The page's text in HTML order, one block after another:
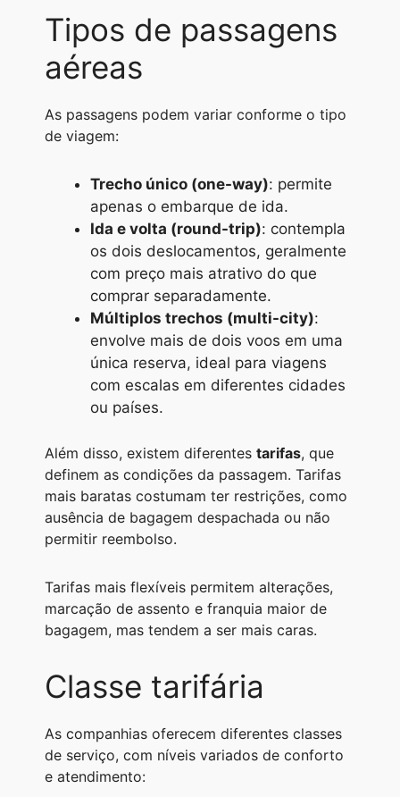
Tipos de passagens
aéreas
As passagens podem variar conforme o tipo
de viagem:
Trecho único (one-way): permite
apenas o embarque de ida.
Ida e volta (round-trip): contempla
os dois deslocamentos, geralmente
com preço mais atrativo do que
comprar separadamente.
Múltiplos trechos (multi-city):
envolve mais de dois voos em uma
única reserva, ideal para viagens
com escalas em diferentes cidades
ou países.
Além disso, existem diferentes tarifas, que
definem as condições da passagem. Tarifas
mais baratas costumam ter restrições, como
ausência de bagagem despachada ou não
permitir reembolso.
Tarifas mais flexíveis permitem alterações,
marcação de assento e franquia maior de
bagagem, mas tendem a ser mais caras.
Classe tarifária
As companhias oferecem diferentes classes
de serviço, com níveis variados de conforto
e atendimento: